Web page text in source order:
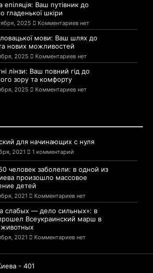
епіляція: Ваш путівник до
гладенької шкіри
2025 Комментариев нет
мови: Ваш шлях до
нових можливостей
2025 Комментариев нет
лінзи: Ваш повний гід до
зору та комфорту
2025 Комментариев нет
для начинающих с нуля
2021 1 комментарий
человек заболели: в одной из
произошло массовое
детей
2021 Комментариев нет
слабых — дело сильных»: в
Всеукраинский марш в
2021 Комментариев нет
- 401